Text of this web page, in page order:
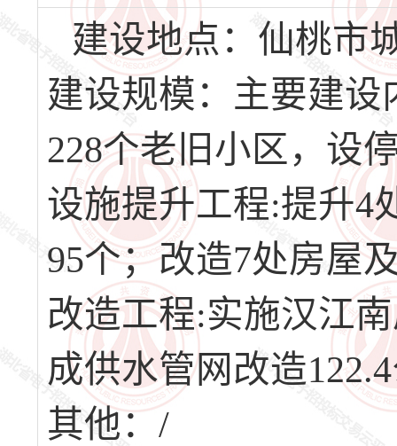
建设地点：仙桃市
建设规模：主要建
228个老旧小区，设
设施提升工程:提升4
95个；改造7处房屋
改造工程:实施汉江
成供水管网改造
其他：/